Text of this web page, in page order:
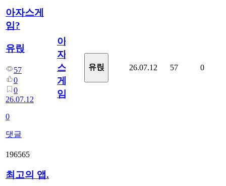
아자스게
임?
유릱
57
0
0
26.07.12
0
댓글
아
자
스
게
임?
유릱 26.07.12 57 0
196565
최고의 앱.